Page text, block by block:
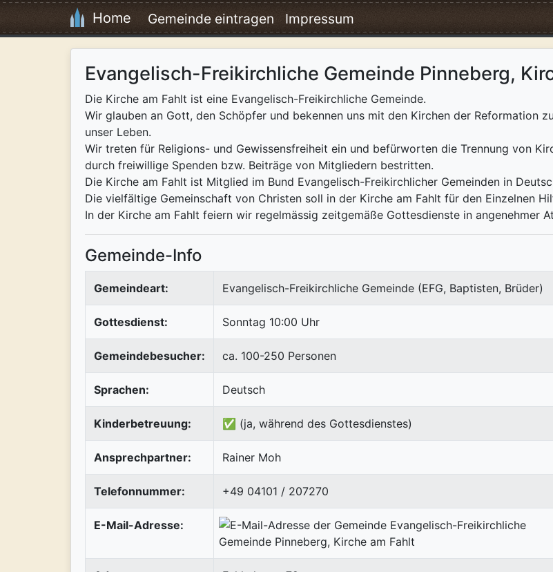
Home Gemeinde eintragen Impressum
Evangelisch-Freikirchliche Gemeinde Pinneberg,
Die Kirche am Fahlt ist eine Evangelisch-Freikirchliche Gemeinde.
Wir glauben an Gott, den Schöpfer und bekennen uns mit den Kirchen der Reformation
unser Leben.
Wir treten für Religions- und Gewissensfreiheit ein und befürworten die Trennung von
durch freiwillige Spenden bzw. Beiträge von Mitgliedern bestritten.
Die Kirche am Fahlt ist Mitglied im Bund Evangelisch-Freikirchlicher Gemeinden in
Die vielfältige Gemeinschaft von Christen soll in der Kirche am Fahlt für den Einzelnen
In der Kirche am Fahlt feiern wir regelmässig zeitgemäße Gottesdienste in angenehmer
Gemeinde-Info
Gemeindeart: Evangelisch-Freikirchliche Gemeinde (EFG, Baptisten, Brüder)
Gottesdienst: Sonntag 10:00 Uhr
Gemeindebesucher: ca. 100-250 Personen
Sprachen: Deutsch
Kinderbetreuung: ✅ (ja, während des Gottesdienstes)
Ansprechpartner: Rainer Moh
Telefonnummer: +49 04101 / 207270
E-Mail-Adresse: